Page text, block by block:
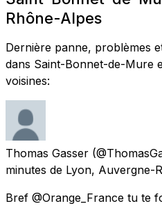
Rhône-Alpes
Dernière panne, problèmes
dans Saint-Bonnet-de-Mure
voisines:
Thomas Gasser
minutes de Lyon, Auvergne-
Bref @Orange_France tu te